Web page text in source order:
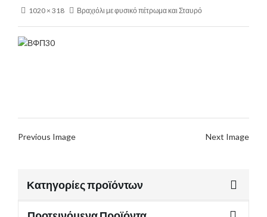
1020 × 318 Βραχιόλι με φυσικό πέτρωμα και Σταυρό
Previous Image Next Image
Κατηγορίες προϊόντων